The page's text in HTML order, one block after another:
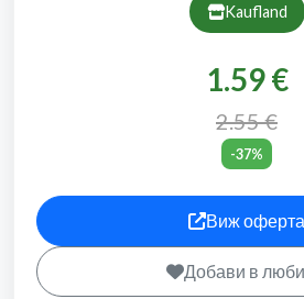
Kaufland
1.59 €
2.55 €
-37%
Виж оферта
Добави в